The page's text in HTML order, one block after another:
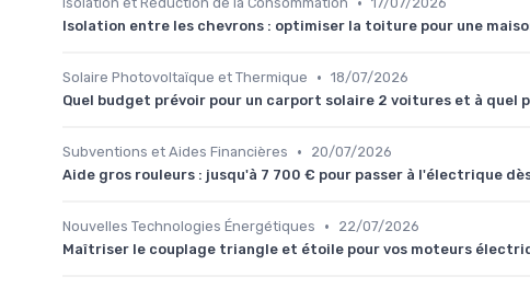
Isolation entre les chevrons : optimiser la toiture pour une
Solaire Photovoltaïque et Thermique • 18/07/2026
Quel budget prévoir pour un carport solaire 2 voitures et à quel
Subventions et Aides Financières •
20/07/2026
Aide gros rouleurs : jusqu'à 7 700 € pour passer à l'électrique
Nouvelles Technologies Énergétiques •
22/07/2026
Maîtriser le couplage triangle et étoile pour vos moteurs